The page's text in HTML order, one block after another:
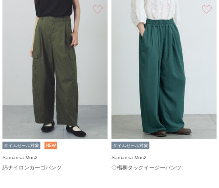
タイムセール対象 NEW
Samansa Mos2
綿ナイロンカーゴパンツ
タイムセール対象
Samansa Mos2
◇楊柳タックイージーパンツ